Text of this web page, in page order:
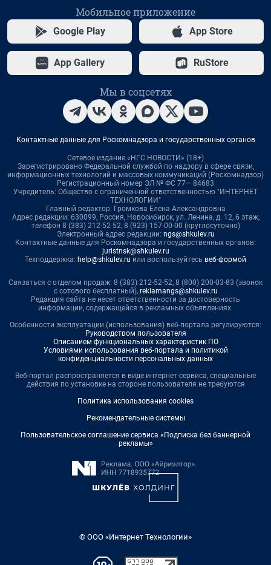
Мобильное приложение
Google Play App Store
App Gallery RuStore
Мы в соцсетях
Контактные данные для Роскомнадзора и государственных органов
Сетевое издание «НГС.НОВОСТИ» (18+)
Зарегистрировано Федеральной службой по надзору в сфере связи,
информационных технологий и массовых коммуникаций (Роскомнадзор)
Регистрационный номер ЭЛ № ФС 77— 84683
Учредитель: Общество с ограниченной ответственностью "ИНТЕРНЕТ
ТЕХНОЛОГИИ"
Главный редактор: Громкова Елена Александровна
Адрес редакции: 630099, Россия, Новосибирск, ул. Ленина, д. 12, 6 этаж,
телефон 8 (383) 212-52-52, 8 (923) 157-00-00 (круглосуточно)
Электронный адрес редакции: ngs@shkulev.ru
Контактные данные для Роскомнадзора и государственных органов:
juristnsk@shkulev.ru
Техподдержка: help@shkulev.ru или воспользуйтесь веб-формой
Связаться с отделом продаж: 8 (383) 212-52-52, 8 (800) 200-03-83 (звонок
с сотового бесплатный), reklamangs@shkulev.ru
Редакция сайта не несет ответственности за достоверность
информации, содержащейся в рекламных объявлениях.
Особенности эксплуатации (использования) веб-портала регулируются:
Руководством пользователя
Описанием функциональных характеристик ПО
Условиями использования веб-портала и политикой
конфиденциальности персональных данных
Веб-портал распространяется в виде интернет-сервиса, специальные
действия по установке на стороне пользователя не требуются
Политика использования cookies
Рекомендательные системы
Пользовательское соглашение сервиса «Подписка без баннерной
рекламы»
© ООО «Интернет Технологии»